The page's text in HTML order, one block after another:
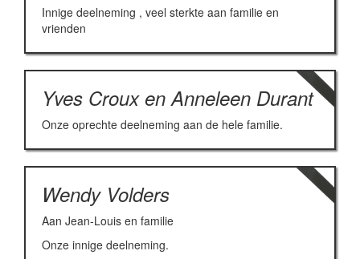
Innige deelneming , veel sterkte aan familie en
vrienden
Yves Croux en Anneleen Durant
Onze oprechte deelneming aan de hele familie.
Wendy Volders
Aan Jean-Louis en familie
Onze innige deelneming.